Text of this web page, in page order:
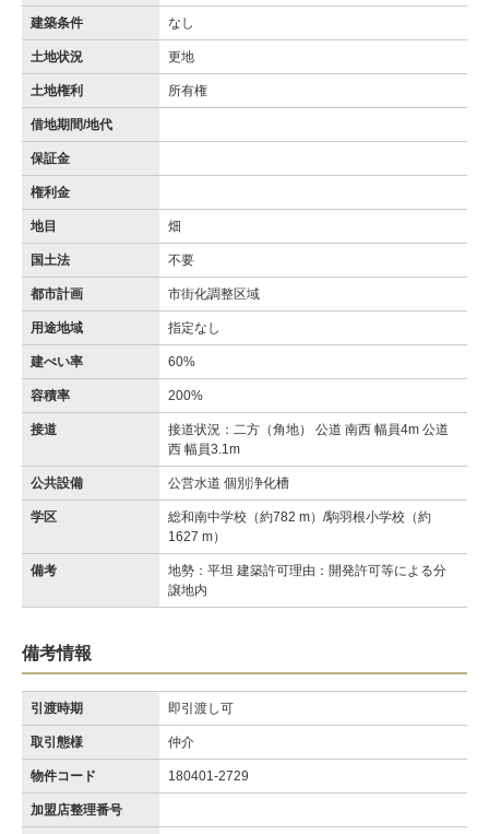
建築条件 なし
土地状況 更地
土地権利 所有権
借地期間/地代
保証金
権利金
地目 畑
国土法 不要
都市計画 市街化調整区域
用途地域 指定なし
建ぺい率 60%
容積率 200%
接道
接道状況：二方（角地） 公道 南西 幅員4m 公道
西 幅員3.1m
公共設備 公営水道 個別浄化槽
学区
総和南中学校（約782 m）/駒羽根小学校（約
1627 m）
備考
地勢：平坦 建築許可理由：開発許可等による分
譲地内
備考情報
引渡時期 即引渡し可
取引態様 仲介
物件コード 180401-2729
加盟店整理番号